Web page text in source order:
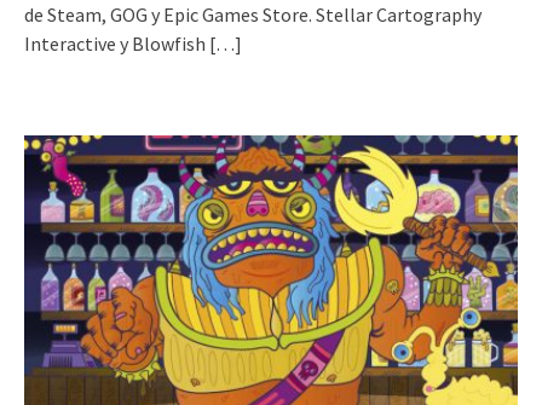
de Steam, GOG y Epic Games Store. Stellar Cartography
Interactive y Blowfish […]